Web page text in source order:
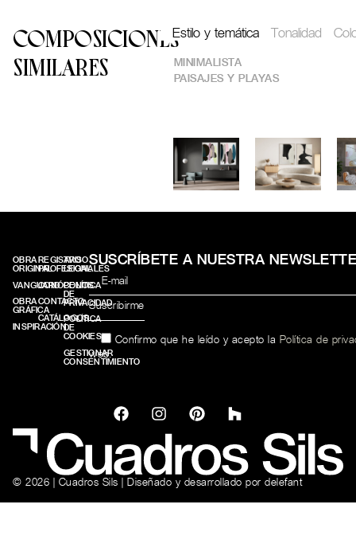
COMPOSICIONES
SIMILARES
Estilo y temática Tonalidad
MINIMALISTA
PAISAJES Y PLAYAS
OBRA
ORIGINAL
VANGUARD
OBRA
GRÁFICA
INSPIRACIÓN
REGISTRO
PROFESIONALES
CONÓCENOS
CONTACTO
CATÁLOGOS
AVISO
LEGAL
POLÍTICA
DE
PRIVACIDAD
POLÍTICA
DE
COOKIES
GESTIONAR
CONSENTIMIENTO
SUSCRÍBETE A NUESTRA
Confirmo que he leído y acepto la Política de
web.
© 2026 | Cuadros Sils | Diseñado y desarrollado por delefant